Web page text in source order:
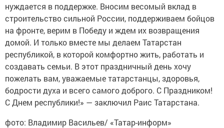
нуждается в поддержке. Вносим весомый вклад в
строительство сильной России, поддерживаем бойцов
на фронте, верим в Победу и ждем их возвращения
домой. И только вместе мы делаем Татарстан
республикой, в которой комфортно жить, работать и
создавать семьи. В этот праздничный день хочу
пожелать вам, уважаемые татарстанцы, здоровья,
бодрости духа и всего самого доброго. С Праздником!
С Днем республики!» — заключил Раис Татарстана.
фото: Владимир Васильев/ «Татар-информ»